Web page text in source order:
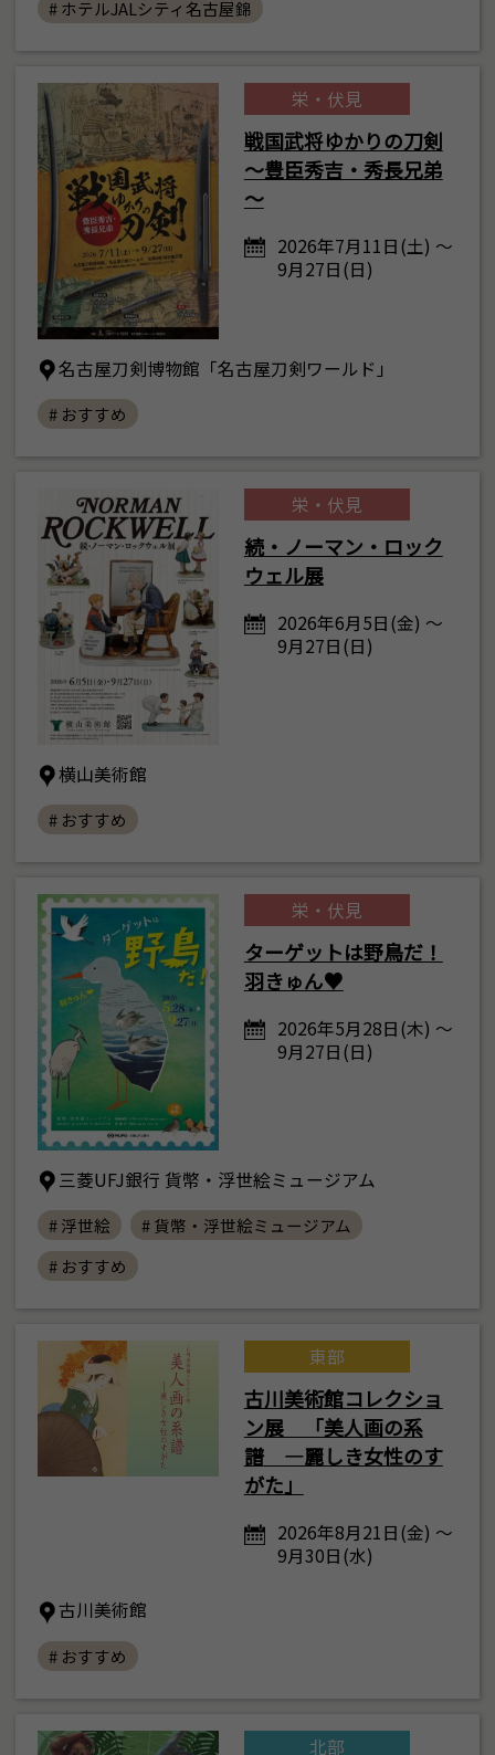
# ホテルJALシティ名古屋錦
栄・伏見
戦国武将ゆかりの刀剣
～豊臣秀吉・秀長兄弟
～
2026年7月11日(土) ～
9月27日(日)
名古屋刀剣博物館「名古屋刀剣ワールド」
# おすすめ
栄・伏見
続・ノーマン・ロック
ウェル展
2026年6月5日(金) ～
9月27日(日)
横山美術館
# おすすめ
栄・伏見
ターゲットは野鳥だ！
羽きゅん♥
2026年5月28日(木) ～
9月27日(日)
三菱UFJ銀行 貨幣・浮世絵ミュージアム
# 浮世絵
# 貨幣・浮世絵ミュージアム
# おすすめ
東部
古川美術館コレクショ
ン展 「美人画の系
譜 ―麗しき女性のす
がた」
2026年8月21日(金) ～
9月30日(水)
古川美術館
# おすすめ
北部